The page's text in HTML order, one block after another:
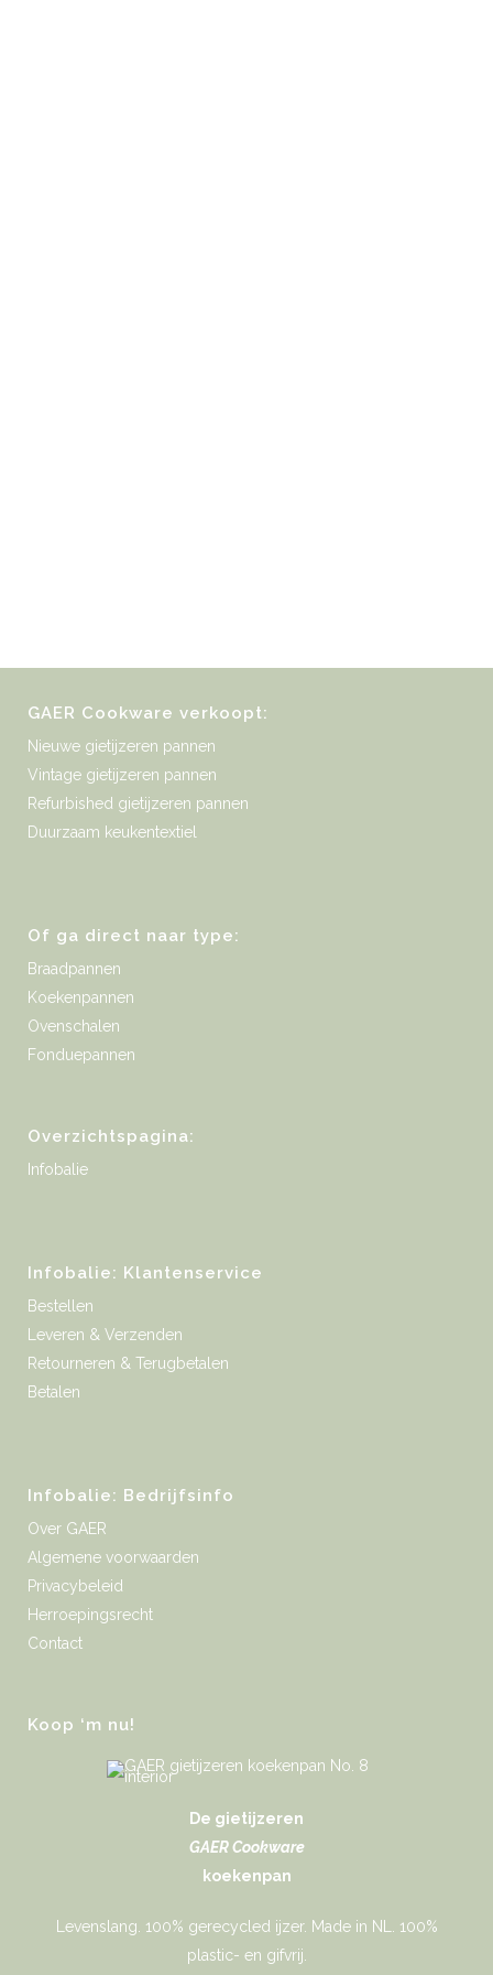
GAER Cookware verkoopt:
Nieuwe gietijzeren pannen
Vintage gietijzeren pannen
Refurbished gietijzeren pannen
Duurzaam keukentextiel
Of ga direct naar type:
Braadpannen
Koekenpannen
Ovenschalen
Fonduepannen
Overzichtspagina:
Infobalie
Infobalie: Klantenservice
Bestellen
Leveren & Verzenden
Retourneren & Terugbetalen
Betalen
Infobalie: Bedrijfsinfo
Over GAER
Algemene voorwaarden
Privacybeleid
Herroepingsrecht
Contact
Koop ‘m nu!
De gietijzeren
GAER Cookware
koekenpan
Levenslang. 100% gerecycled ijzer. Made in NL. 100%
plastic- en gifvrij.